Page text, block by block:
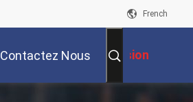
French
Contactez Nous
Demande De Soumission